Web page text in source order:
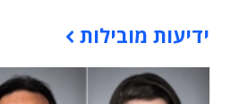
ידיעות מובילות